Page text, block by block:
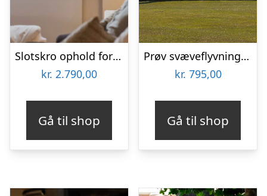
Slotskro ophold for 2 på Schackenborg Slotskro
kr. 2.790,00
Gå til shop
Prøv svæveflyvning hos Viborg Svæveflyveklub
kr. 795,00
Gå til shop